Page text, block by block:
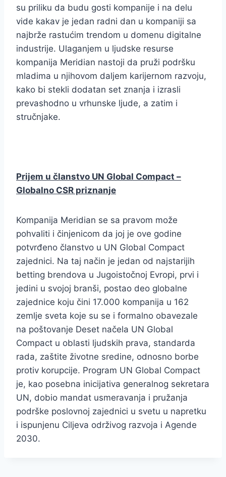
su priliku da budu gosti kompanije i na delu
vide kakav je jedan radni dan u kompaniji sa
najbrže rastućim trendom u domenu digitalne
industrije. Ulaganjem u ljudske resurse
kompanija Meridian nastoji da pruži podršku
mladima u njihovom daljem karijernom razvoju,
kako bi stekli dodatan set znanja i izrasli
prevashodno u vrhunske ljude, a zatim i
stručnjake.
Prijem u članstvo UN Global Compact –
Globalno CSR priznanje
Kompanija Meridian se sa pravom može
pohvaliti i činjenicom da joj je ove godine
potvrđeno članstvo u UN Global Compact
zajednici. Na taj način je jedan od najstarijih
betting brendova u Jugoistočnoj Evropi, prvi i
jedini u svojoj branši, postao deo globalne
zajednice koju čini 17.000 kompanija u 162
zemlje sveta koje su se i formalno obavezale
na poštovanje Deset načela UN Global
Compact u oblasti ljudskih prava, standarda
rada, zaštite životne sredine, odnosno borbe
protiv korupcije. Program UN Global Compact
je, kao posebna inicijativa generalnog sekretara
UN, dobio mandat usmeravanja i pružanja
podrške poslovnoj zajednici u svetu u napretku
i ispunjenu Ciljeva održivog razvoja i Agende
2030.